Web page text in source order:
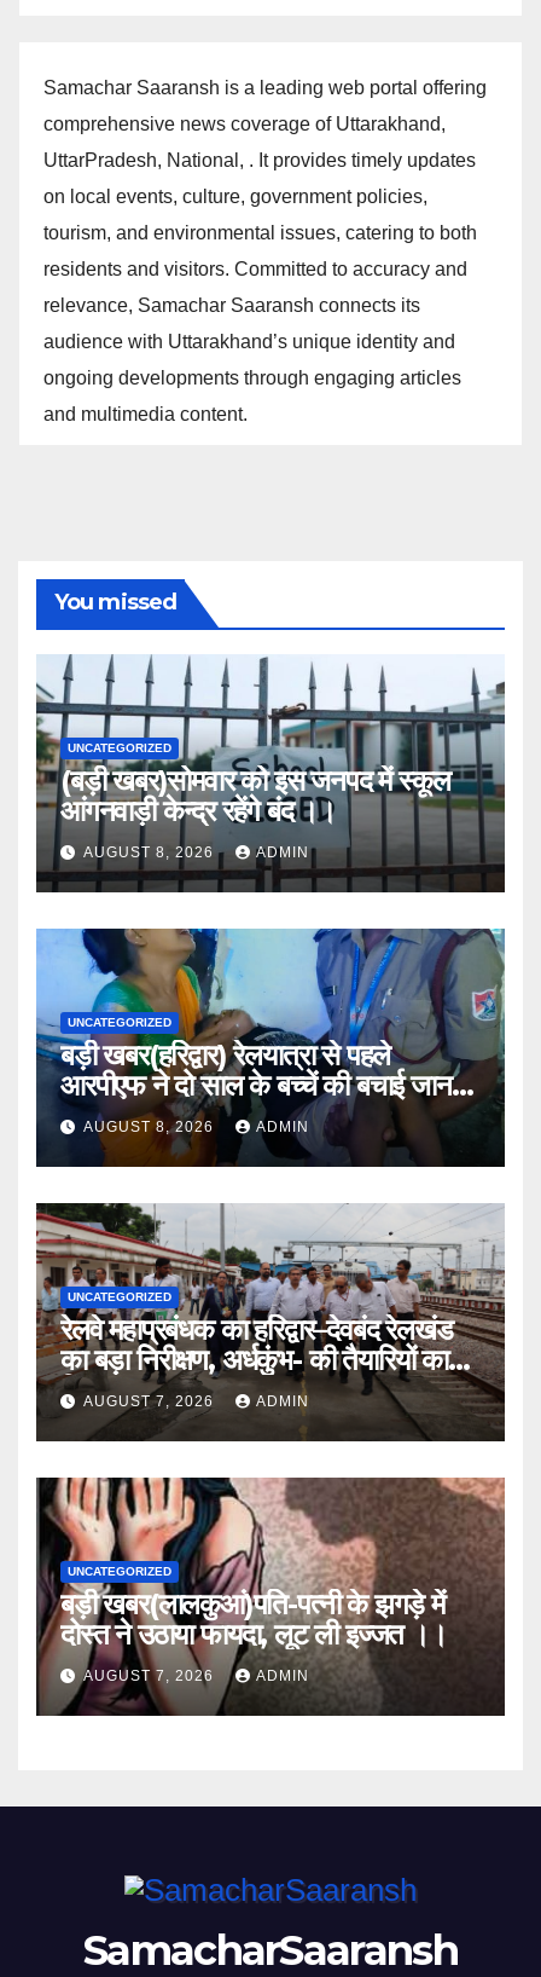
Samachar Saaransh is a leading web portal offering
comprehensive news coverage of Uttarakhand,
UttarPradesh, National, . It provides timely updates
on local events, culture, government policies,
tourism, and environmental issues, catering to both
residents and visitors. Committed to accuracy and
relevance, Samachar Saaransh connects its
audience with Uttarakhand’s unique identity and
ongoing developments through engaging articles
and multimedia content.
You missed
UNCATEGORIZED
(बड़ी खबर)सोमवार को इस जनपद में स्कूल
आंगनवाड़ी केन्द्र रहेंगे बंद ।।
AUGUST 8, 2026 ADMIN
UNCATEGORIZED
बड़ी खबर(हरिद्वार) रेलयात्रा से पहले
आरपीएफ ने दो साल के बच्चें की बचाई जान
।।AUGUST 8, 2026 ADMIN
UNCATEGORIZED
रेलवे महाप्रबंधक का हरिद्वार–देवबंद रेलखंड
का बड़ा निरीक्षण, अर्धकुंभ- की तैयारियों का
लिया जायजा
AUGUST 7, 2026 ADMIN
UNCATEGORIZED
बड़ी खबर(लालकुआं)पति-पत्नी के झगड़े में
दोस्त ने उठाया फायदा, लूट ली इज्जत ।।
AUGUST 7, 2026 ADMIN
SamacharSaaransh